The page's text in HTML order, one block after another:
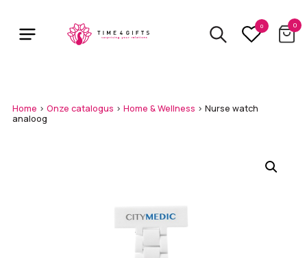
main
0 0
Home > Onze catalogus > Home & Wellness > Nurse watch
analoog